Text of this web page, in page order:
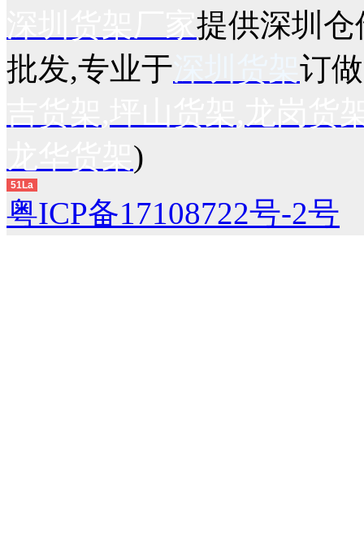
提供深圳
批发,专业于
订
)
51La
粤ICP备17108722号-2号